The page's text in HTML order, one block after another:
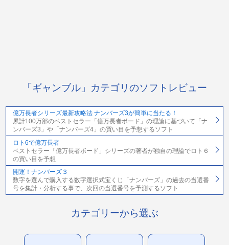
「ギャンブル」カテゴリのソフトレビュー
億万長者シリーズ最新攻略法 ナンバーズ3が簡単に当たる！
累計100万部のベストセラー「億万長者ボード」の理論に基づいて「ナ
ンバーズ3」や「ナンバーズ4」の買い目を予想するソフト
ロト6で億万長者
ベストセラー「億万長者ボード」シリーズの著者が独自の理論でロト６
の買い目を予想
開運！ナンバーズ３
数字を選んで購入する数字選択式宝くじ「ナンバーズ」の過去の当選番
号を集計・分析する事で、次回の当選番号を予測するソフト
カテゴリーから選ぶ